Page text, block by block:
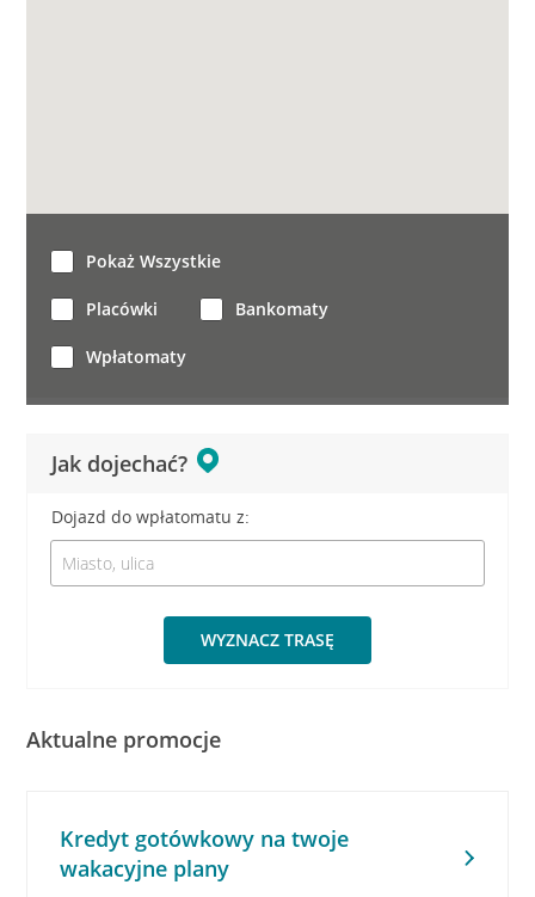
Jak dojechać?
Dojazd do wpłatomatu z:
WYZNACZ TRASĘ
Pokaż Wszystkie
Placówki Bankomaty
Wpłatomaty
Aktualne promocje
Kredyt gotówkowy na twoje
wakacyjne plany